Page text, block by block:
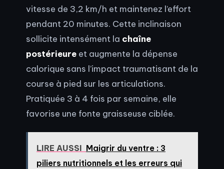
vitesse de 3,2 km/h et maintenez l’effort
pendant 20 minutes. Cette inclinaison
sollicite intensément la chaîne
postérieure et augmente la dépense
calorique sans l’impact traumatisant de la
course à pied sur les articulations.
Pratiquée 3 à 4 fois par semaine, elle
favorise une fonte graisseuse ciblée.
LIRE AUSSI Maigrir du ventre : 3
piliers nutritionnels et les erreurs qui